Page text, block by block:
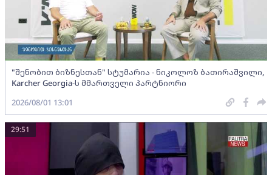
"შენობით ბიზნესთან" სტუმარია - ნიკოლოზ ბათირაშვილი,
Karcher Georgia-ს მმართველი პარტნიორი
2026/08/01 13:01
29:51